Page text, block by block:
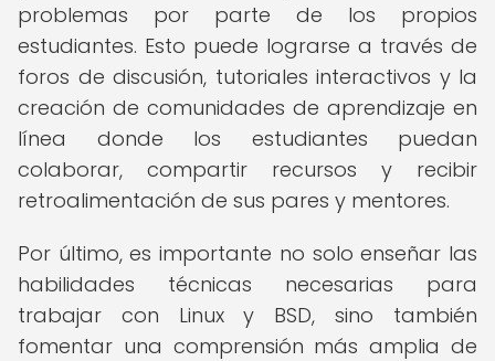
problemas por parte de los propios
estudiantes. Esto puede lograrse a través de
foros de discusión, tutoriales interactivos y la
creación de comunidades de aprendizaje en
línea donde los estudiantes puedan
colaborar, compartir recursos y recibir
retroalimentación de sus pares y mentores.
Por último, es importante no solo enseñar las
habilidades técnicas necesarias para
trabajar con Linux y BSD, sino también
fomentar una comprensión más amplia de